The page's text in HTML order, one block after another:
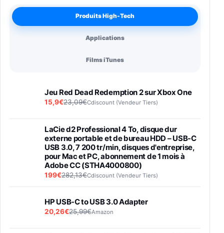
Produits High-Tech
Applications
Films iTunes
Jeu Red Dead Redemption 2 sur Xbox One
15,9€23,09€Cdiscount (Vendeur Tiers)
LaCie d2 Professional 4 To, disque dur
externe portable et de bureau HDD – USB-C
USB 3.0, 7 200 tr/min, disques d'entreprise,
pour Mac et PC, abonnement de 1 mois à
Adobe CC (STHA4000800)
199€282,13€Cdiscount (Vendeur Tiers)
HP USB-C to USB 3.0 Adapter
20,26€25,99€Amazon